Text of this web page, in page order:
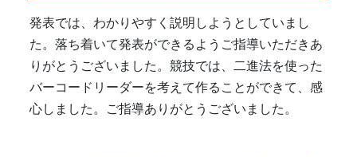
発表では、わかりやすく説明しようとしていまし
た。落ち着いて発表ができるようご指導いただきあ
りがとうございました。競技では、二進法を使った
バーコードリーダーを考えて作ることができて、感
心しました。ご指導ありがとうございました。